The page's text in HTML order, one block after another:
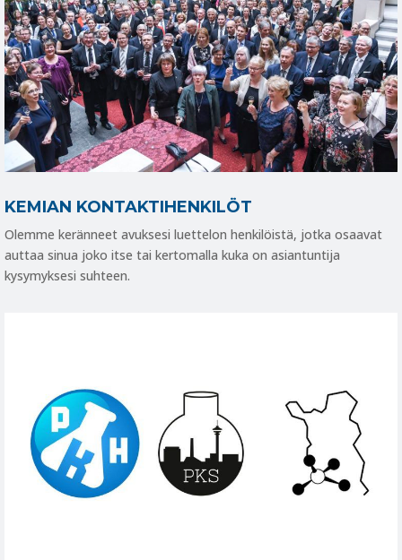
KEMIAN KONTAKTIHENKILÖT
Olemme keränneet avuksesi luettelon henkilöistä, jotka osaavat
auttaa sinua joko itse tai kertomalla kuka on asiantuntija
kysymyksesi suhteen.